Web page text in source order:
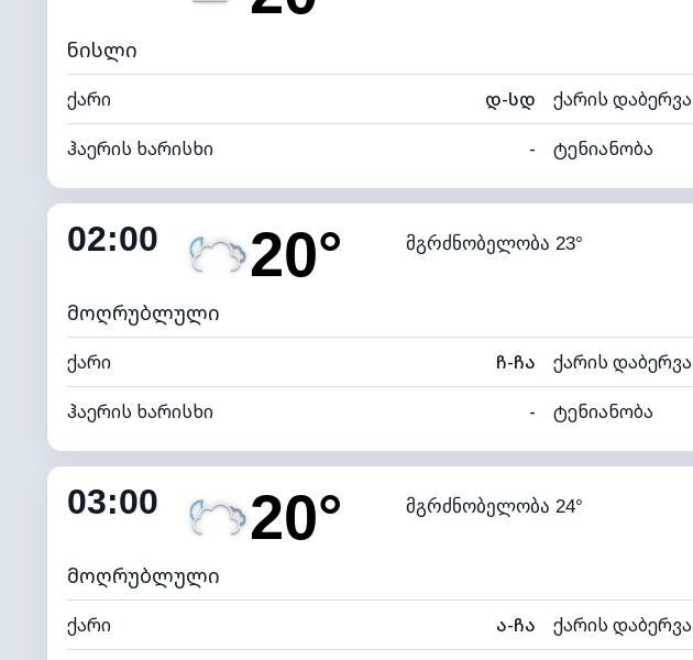
განათების ინდექსი
ნისლი
ქარი დ-სდ ქარის დაბერვა
ჰაერის ხარისხი - ტენიანობა
შიდა ტენიანობა 96% (კომფორტული) ღრუბლიანობა
ნამის წერტილი 19°C ხილვადობა
განათების ინდექსი
02:00 20° მგრძნობელობა 23°
მოღრუბლული
ქარი ჩ-ჩა ქარის დაბერვა
ჰაერის ხარისხი - ტენიანობა
შიდა ტენიანობა 94% (კომფორტული) ღრუბლიანობა
ნამის წერტილი 19°C ხილვადობა
განათების ინდექსი
03:00 20° მგრძნობელობა 24°
მოღრუბლული
ქარი ა-ჩა ქარის დაბერვა